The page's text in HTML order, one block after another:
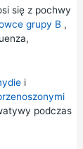
się z pochwy
grupy B ,
i
podczas